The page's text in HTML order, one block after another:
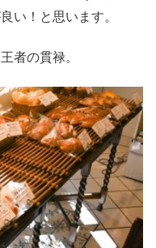
い！と思います。
者の貫禄。